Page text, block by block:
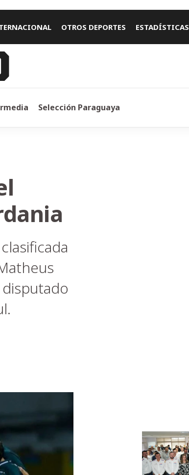
OTROS DEPORTES ESTADÍSTICAS
Selección Paraguaya